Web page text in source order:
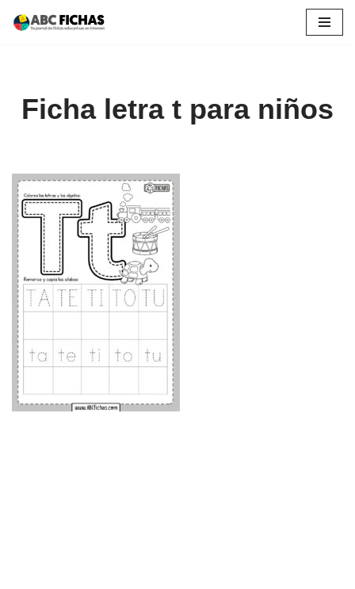
Ficha letra t para niños